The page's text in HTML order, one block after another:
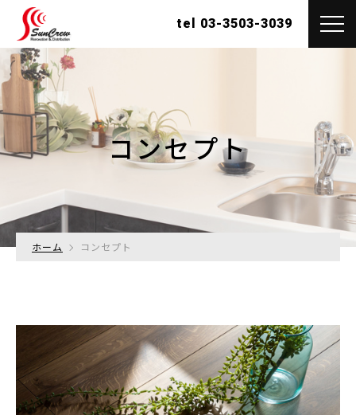
tel 03-3503-3039
コンセプト
ホーム コンセプト